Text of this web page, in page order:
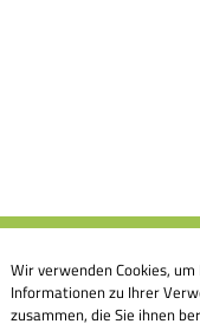
Wir verwenden Cookies,
Informationen zu Ihrer
zusammen, die Sie ihnen